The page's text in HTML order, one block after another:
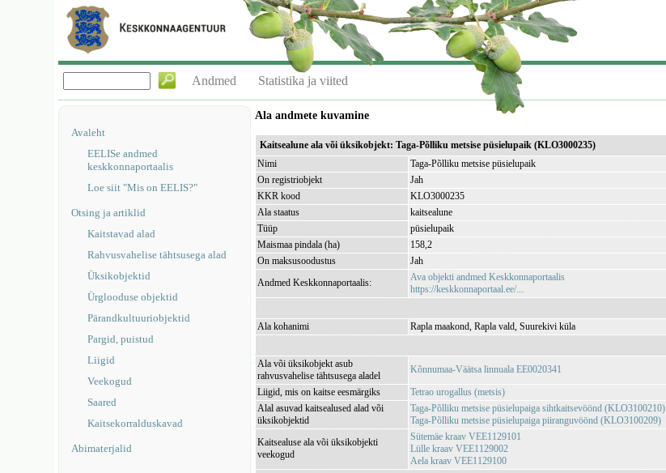
Andmed Statistika ja viited
Avaleht
EELISe andmed
keskkonnaportaalis
Loe siit "Mis on EELIS?"
Otsing ja artiklid
Kaitstavad alad
Rahvusvahelise tähtsusega alad
Üksikobjektid
Ürglooduse objektid
Pärandkultuuriobjektid
Pargid, puistud
Liigid
Veekogud
Saared
Kaitsekorralduskavad
Abimaterjalid
Ala andmete kuvamine
Kaitsealune ala või üksikobjekt: Taga-Põlliku metsise püsielupaik (KLO3000235)
Nimi
Taga-Põlliku metsise püsielupaik
On registriobjekt
Jah
KKR kood
KLO3000235
Ala staatus
kaitsealune
Tüüp
püsielupaik
Maismaa pindala (ha)
158,2
On maksusoodustus
Jah
Andmed Keskkonnaportaalis:
Ava objekti andmed Keskkonnaportaalis
https://keskkonnaportaal.ee/...
Ala kohanimi
Rapla maakond, Rapla vald, Suurekivi küla
Ala või üksikobjekt asub
rahvusvahelise tähtsusega aladel
Kõnnumaa-Väätsa linnuala EE0020341
Liigid, mis on kaitse eesmärgiks
Tetrao urogallus (metsis)
Alal asuvad kaitsealused alad või
üksikobjektid
Taga-Põlliku metsise püsielupaiga sihtkaitsevöönd (KLO3100210)
Taga-Põlliku metsise püsielupaiga piiranguvöönd (KLO3100209)
Kaitsealuse ala või üksikobjekti
veekogud
Sütemäe kraav VEE1129101
Lülle kraav VEE1129002
Aela kraav VEE1129100